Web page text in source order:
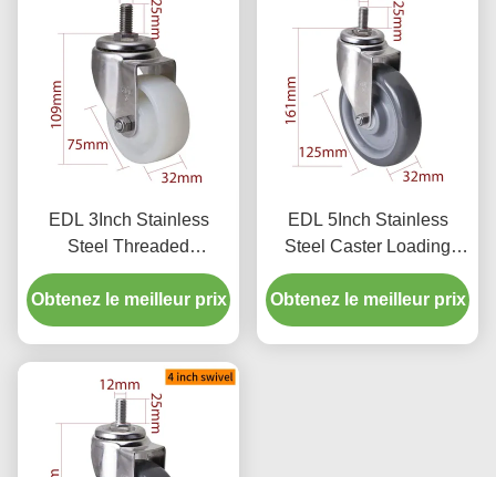
EDL 3Inch Stainless
Steel Threaded
Swivel/Brake Caster
Loading 150Kg S543S-
25
Obtenez le meilleur prix
EDL 5Inch Stainless
Steel Caster Loading
150Kg with TPU Wheel
Threaded Swivel/Brake
S545S-75
Obtenez le meilleur prix